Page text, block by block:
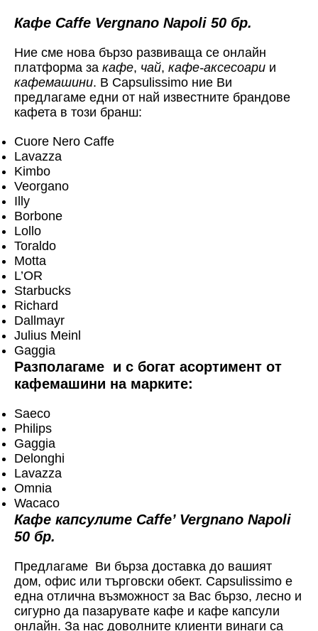
Кафе Caffe Vergnano Napoli 50 бр.
Ние сме нова бързо развиваща се онлайн
платформа за кафе, чай, кафе-аксесоари и
кафемашини. В Capsulissimo ние Ви
предлагаме едни от най известните брандове
кафета в този бранш:
Cuore Nero Caffe
Lavazza
Kimbo
Veorgano
Illy
Borbone
Lollo
Toraldo
Motta
L’OR
Starbucks
Richard
Dallmayr
Julius Meinl
Gaggia
Разполагаме и с богат асортимент от
кафемашини на марките:
Saeco
Philips
Gaggia
Delonghi
Lavazza
Omnia
Wacaco
Кафе капсулите Caffe’ Vergnano Napoli
50 бр.
Предлагаме Ви бърза доставка до вашият
дом, офис или търговски обект. Capsulissimo е
една отлична възможност за Вас бързо, лесно и
сигурно да пазарувате кафе и кафе капсули
онлайн. За нас доволните клиенти винаги са